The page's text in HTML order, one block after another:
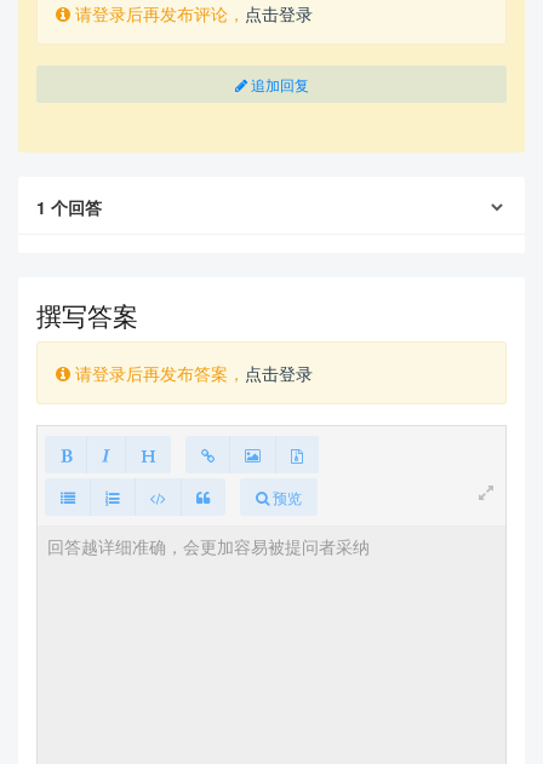
        1 & 2 & 3 \\ \\
        1 & 2 & 3 \\
        1 & 2 & 3 \\
        1 & 2 & 3 \\
        1 & 2 & 3 \\
        1 & 2 & 3 \\
        1 & 2 & 3 \\
        1 & 2 & 3 \\
        1 & 2 & 3 \\
        1 & 2 & 3 \\
        1 & 2 & 3 \\
        1 & 2 & 3 \\
请登录后再发布评论， 点击登录
追加回复
1 个回答
撰写答案
请登录后再发布答案， 点击登录
预览